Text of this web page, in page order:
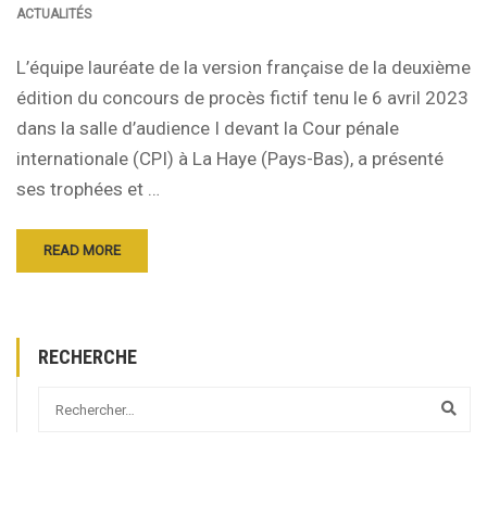
ACTUALITÉS
L’équipe lauréate de la version française de la deuxième
édition du concours de procès fictif tenu le 6 avril 2023
dans la salle d’audience I devant la Cour pénale
internationale (CPI) à La Haye (Pays-Bas), a présenté
ses trophées et …
READ MORE
RECHERCHE